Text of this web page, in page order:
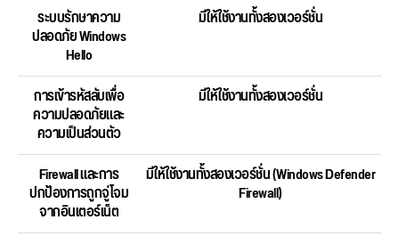
ระบบรักษาความ
ปลอดภัย Windows
Hello
มีให้ใช้งานทั้งสองเวอร์ชั่น
การเข้ารหัสลับเพื่อ
ความปลอดภัยและ
ความเป็นส่วนตัว
มีให้ใช้งานทั้งสองเวอร์ชั่น
Firewall และการ
ปกป้องการถูกจู่โจม
จากอินเตอร์เน็ต
มีให้ใช้งานทั้งสองเวอร์ชั่น (Windows Defender
Firewall)